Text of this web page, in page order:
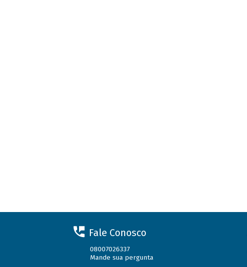
Fale Conosco
08007026337
Mande sua pergunta